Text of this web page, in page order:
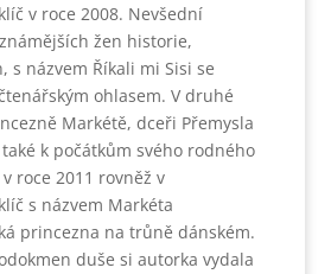
v roce 2008. Nevšední
žen historie,
s názvem Říkali mi Sisi se
ohlasem. V druhé
Markétě, dceři Přemysla
k počátkům svého rodného
roce 2011 rovněž v
s názvem Markéta
princezna na trůně dánském.
duše si autorka vydala